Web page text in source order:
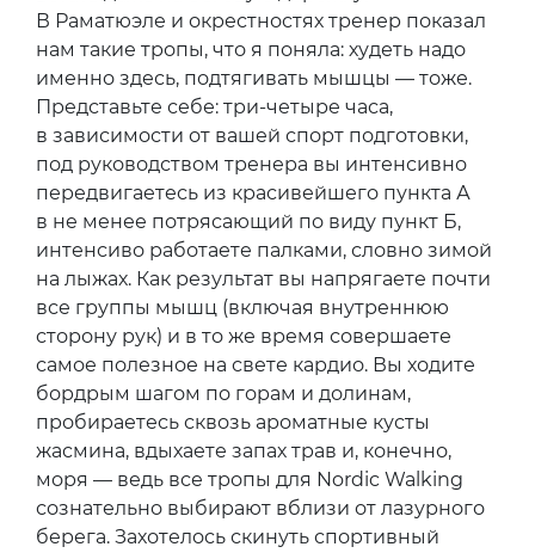
В Раматюэле и окрестностях тренер показал
нам такие тропы, что я поняла: худеть надо
именно здесь, подтягивать мышцы — тоже.
Представьте себе: три-четыре часа,
в зависимости от вашей спорт подготовки,
под руководством тренера вы интенсивно
передвигаетесь из красивейшего пункта А
в не менее потрясающий по виду пункт Б,
интенсиво работаете палками, словно зимой
на лыжах. Как результат вы напрягаете почти
все группы мышц (включая внутреннюю
сторону рук) и в то же время совершаете
самое полезное на свете кардио. Вы ходите
бордрым шагом по горам и долинам,
пробираетесь сквозь ароматные кусты
жасмина, вдыхаете запах трав и, конечно,
моря — ведь все тропы для Nordic Walking
сознательно выбирают вблизи от лазурного
берега. Захотелось скинуть спортивный